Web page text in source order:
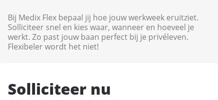
Bij Medix Flex bepaal jij hoe jouw werkweek eruitziet.
Solliciteer snel en kies waar, wanneer en hoeveel je
werkt. Zo past jouw baan perfect bij je privéleven.
Flexibeler wordt het niet!
Solliciteer nu